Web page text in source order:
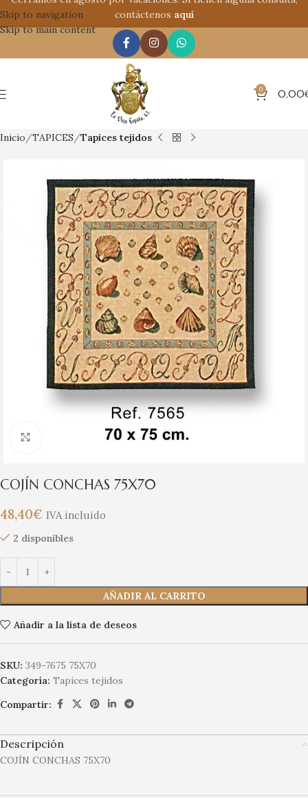
Skip to navigation
Skip to main content
0 0,00
Inicio TAPICES Tapices tejidos
Clic para ampliar
COJÍN CONCHAS 75X70
48,40€ IVA incluido
2 disponibles
AÑADIR AL CARRITO
Añadir a la lista de deseos
SKU: 349-7675 75X70
Categoría: Tapices tejidos
Compartir:
Descripción
COJÍN CONCHAS 75X70
contáctenos aquí